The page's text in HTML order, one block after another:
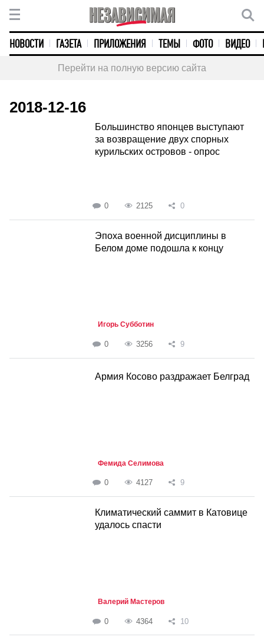
НОВОСТИ ГАЗЕТА ПРИЛОЖЕНИЯ ТЕМЫ ФОТО ВИДЕО
Перейти на полную версию сайта
2018-12-16
Большинство японцев выступают
за возвращение двух спорных
курильских островов - опрос
0 2125 0
Эпоха военной дисциплины в
Белом доме подошла к концу
Игорь Субботин
0 3256 9
Армия Косово раздражает Белград
Фемида Селимова
0 4127 9
Климатический саммит в Катовице
удалось спасти
Валерий Мастеров
0 4364 10